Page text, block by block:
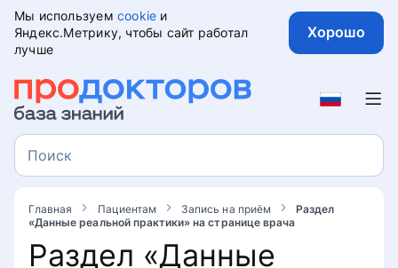
Мы используем cookie и
Яндекс.Метрику, чтобы сайт работал
лучше
Хорошо
Пациентам
ПроДокторов
Рекомендации по написанию
Как выбрать доктора на портале
ПроДокторов
Поиск
Поиск
Главная Пациентам Запись на приём
Раздел
«Данные реальной практики» на странице врача
Раздел «Данные